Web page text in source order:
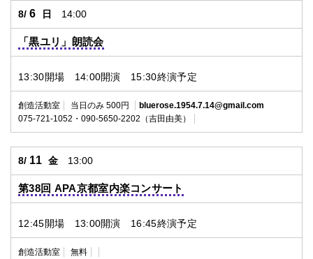
8/ 6 日 14:00
「黒ユリ」朗読会
13:30開場 14:00開演 15:30終演予定
創造活動室 当日のみ 500円
bluerose.1954.7.14@gmail.com
075-721-1052・090-5650-2202（吉田由美）
8/ 11 金 13:00
第38回 APA京都室内楽コンサート
12:45開場 13:00開演 16:45終演予定
創造活動室 無料